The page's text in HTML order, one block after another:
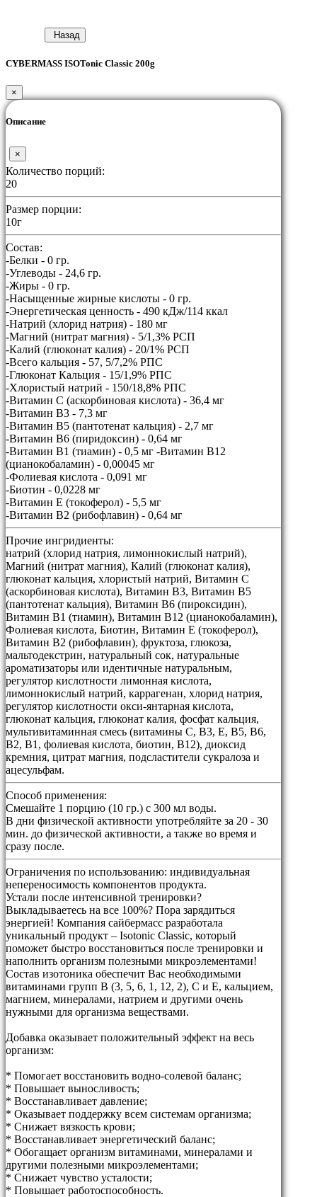
Назад
CYBERMASS ISOTonic Classic 200g
×
Описание
×
Количество порций:
20
Размер порции:
10г
Состав:
-Белки - 0 гр.
-Углеводы - 24,6 гр.
-Жиры - 0 гр.
-Насыщенные жирные кислоты - 0 гр.
-Энергетическая ценность - 490 кДж/114 ккал
-Натрий (хлорид натрия) - 180 мг
-Магний (нитрат магния) - 5/1,3% РСП
-Калий (глюконат калия) - 20/1% РСП
-Всего кальция - 57, 5/7,2% РПС
-Глюконат Кальция - 15/1,9% РПС
-Хлористый натрий - 150/18,8% РПС
-Витамин С (аскорбиновая кислота) - 36,4 мг
-Витамин В3 - 7,3 мг
-Витамин В5 (пантотенат кальция) - 2,7 мг
-Витамин В6 (пиридоксин) - 0,64 мг
-Витамин В1 (тиамин) - 0,5 мг -Витамин В12
(цианокобаламин) - 0,00045 мг
-Фолиевая кислота - 0,091 мг
-Биотин - 0,0228 мг
-Витамин Е (токоферол) - 5,5 мг
-Витамин В2 (рибофлавин) - 0,64 мг
Прочие ингридиенты:
натрий (хлорид натрия, лимоннокислый натрий),
Магний (нитрат магния), Калий (глюконат калия),
глюконат кальция, хлористый натрий, Витамин C
(аскорбиновая кислота), Витамин B3, Витамин B5
(пантотенат кальция), Витамин B6 (пироксидин),
Витамин B1 (тиамин), Витамин B12 (цианокобаламин),
Фолиевая кислота, Биотин, Витамин E (токоферол),
Витамин B2 (рибофлавин), фруктоза, глюкоза,
мальтодекстрин, натуральный сок, натуральные
ароматизаторы или идентичные натуральным,
регулятор кислотности лимонная кислота,
лимоннокислый натрий, каррагенан, хлорид натрия,
регулятор кислотности окси-янтарная кислота,
глюконат кальция, глюконат калия, фосфат кальция,
мультивитаминная смесь (витамины C, B3, E, B5, B6,
B2, B1, фолиевая кислота, биотин, B12), диоксид
кремния, цитрат магния, подсластители сукралоза и
ацесульфам.
Способ применения:
Смешайте 1 порцию (10 гр.) с 300 мл воды.
В дни физической активности употребляйте за 20 - 30
мин. до физической активности, а также во время и
сразу после.
Ограничения по использованию: индивидуальная
непереносимость компонентов продукта.
Устали после интенсивной тренировки?
Выкладываетесь на все 100%? Пора зарядиться
энергией! Компания сайбермасс разработала
уникальный продукт – Isotonic Classic, который
поможет быстро восстановиться после тренировки и
наполнить организм полезными микроэлементами!
Состав изотоника обеспечит Вас необходимыми
витаминами групп В (3, 5, 6, 1, 12, 2), С и Е, кальцием,
магнием, минералами, натрием и другими очень
нужными для организма веществами.
Добавка оказывает положительный эффект на весь
организм:
* Помогает восстановить водно-солевой баланс;
* Повышает выносливость;
* Восстанавливает давление;
* Оказывает поддержку всем системам организма;
* Снижает вязкость крови;
* Восстанавливает энергетический баланс;
* Обогащает организм витаминами, минералами и
другими полезными микроэлементами;
* Снижает чувство усталости;
* Повышает работоспособность.